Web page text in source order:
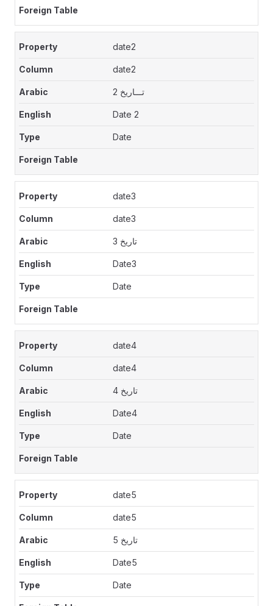
date2
date2
تـــاريخ 2
Date 2
Date
date3
date3
تاريخ 3
Date3
Date
date4
date4
تاريخ 4
Date4
Date
date5
date5
تاريخ 5
Date5
Date